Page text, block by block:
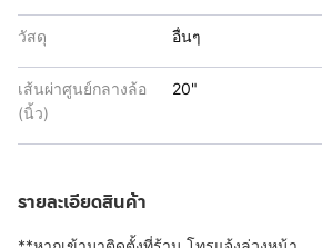
วัสดุ อื่นๆ
เส้นผ่าศูนย์กลางล้อ
(นิ้ว)
20"
รายละเอียดสินค้า